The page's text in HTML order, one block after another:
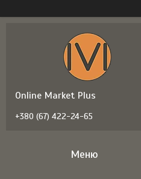
Online Market Plus
+380 (67) 422-24-65